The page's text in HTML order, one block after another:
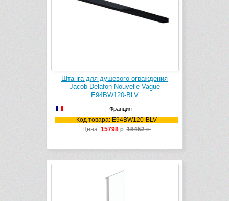
Штанга для душевого ограждения
Jacob Delafon Nouvelle Vague
E94BW120-BLV
Франция
Код товара: E94BW120-BLV
Цена: 15798р.18452р.